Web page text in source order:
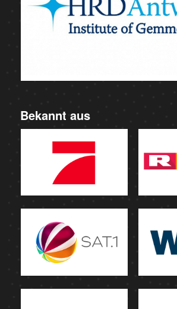
Bekannt aus